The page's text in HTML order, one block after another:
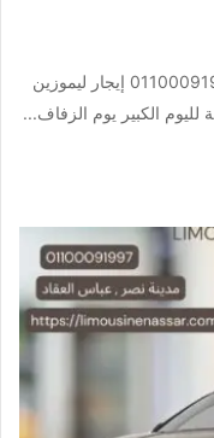
ايجار ليموزين الزفاف _ ليموزين نصار 01100091997 إيجار ليموزين
لليوم الكبير يوم الزفاف...